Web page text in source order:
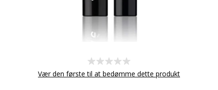
Vær den første til at bedømme dette produkt